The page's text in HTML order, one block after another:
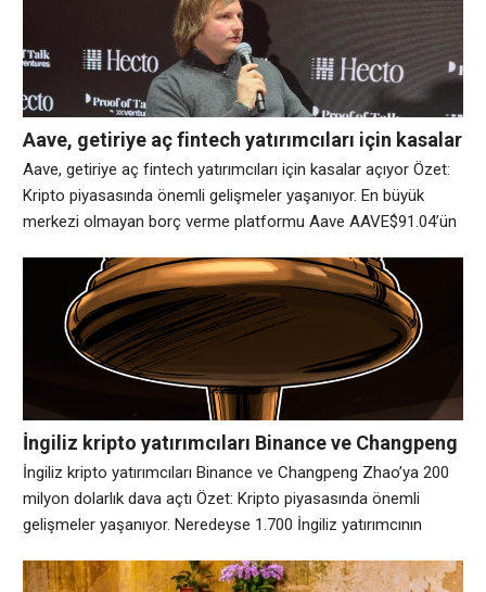
suçlamaları düşürmek için harekete geçtiği bildiriliyor. Bir
mahkeme dosyası, Matthew Goettsche’nin
Aave, getiriye aç fintech yatırımcıları için kasalar
açıyor
Aave, getiriye aç fintech yatırımcıları için kasalar açıyor Özet:
Kripto piyasasında önemli gelişmeler yaşanıyor. En büyük
merkezi olmayan borç verme platformu Aave AAVE$91.04’ün
raylarıyla doğrudan etkileşimde bulunmasına gerek kalmadan
fintech şirketlerinin stablecoin’lerde getiri sunmasına yardımcı
olmak için kasalar sunuyor. Yeni Stabil Kasalar, cüzdanların,
borsaların ve ödeme sağlayıcılarının tek
İngiliz kripto yatırımcıları Binance ve Changpeng
Zhao’ya 200 milyon dolarlık dava açtı
İngiliz kripto yatırımcıları Binance ve Changpeng Zhao’ya 200
milyon dolarlık dava açtı Özet: Kripto piyasasında önemli
gelişmeler yaşanıyor. Neredeyse 1.700 İngiliz yatırımcının
düzenleyici onay olmadan kripto türevleri teklif ettiği ve sattığı